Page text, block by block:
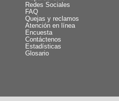
Redes Sociales
FAQ
Quejas y reclamos
Atención en línea
Encuesta
Contáctenos
Estadísticas
Glosario